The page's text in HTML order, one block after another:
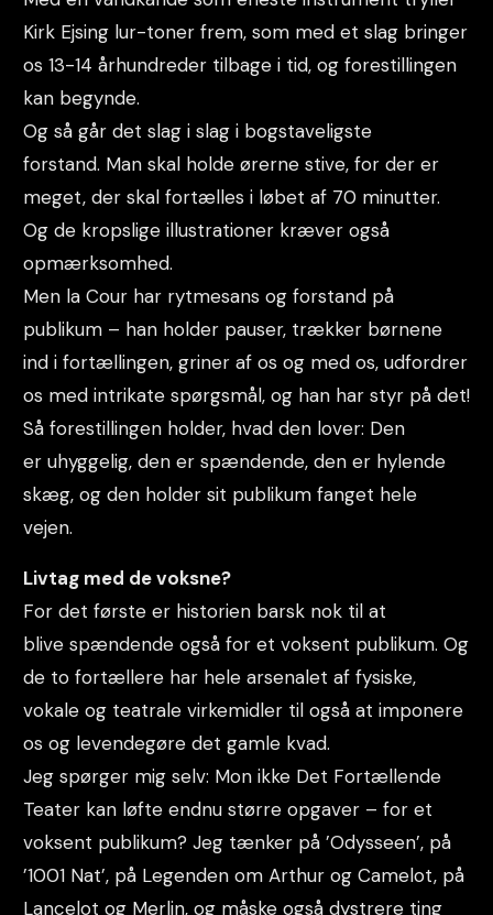
Kirk Ejsing lur-toner frem, som med et slag bringer
os 13-14 århundreder tilbage i tid, og forestillingen
kan begynde.
Og så går det slag i slag i bogstaveligste
forstand. Man skal holde ørerne stive, for der er
meget, der skal fortælles i løbet af 70 minutter.
Og de kropslige illustrationer kræver også
opmærksomhed.
Men la Cour har rytmesans og forstand på
publikum – han holder pauser, trækker børnene
ind i fortællingen, griner af os og med os, udfordrer
os med intrikate spørgsmål, og han har styr på det!
Så forestillingen holder, hvad den lover: Den
er uhyggelig, den er spændende, den er hylende
skæg, og den holder sit publikum fanget hele
vejen.
Livtag med de voksne?
For det første er historien barsk nok til at
blive spændende også for et voksent publikum. Og
de to fortællere har hele arsenalet af fysiske,
vokale og teatrale virkemidler til også at imponere
os og levendegøre det gamle kvad.
Jeg spørger mig selv: Mon ikke Det Fortællende
Teater kan løfte endnu større opgaver – for et
voksent publikum? Jeg tænker på ’Odysseen’, på
’1001 Nat’, på Legenden om Arthur og Camelot, på
Lancelot og Merlin, og måske også dystrere ting